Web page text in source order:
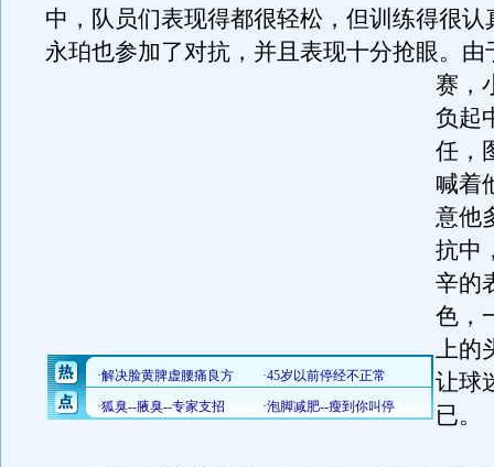
中，队员们表现得都很轻松，但训练得很认
永珀也参加了对抗，并且表现十分抢眼。 由
赛，
负起
任，
喊着
意他
抗中
辛的
色，
上的
让球
已。